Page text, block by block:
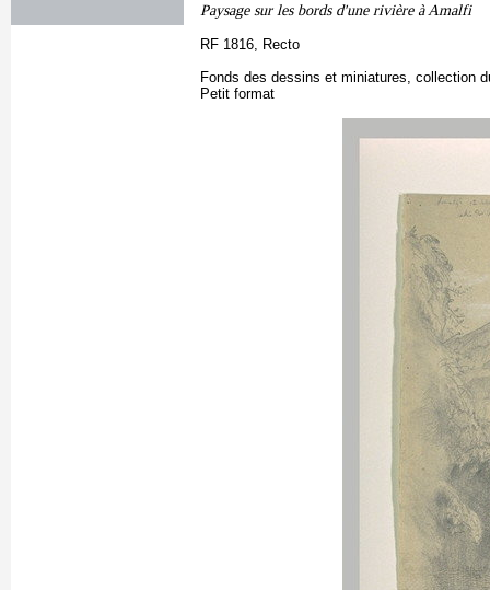
Paysage sur les bords d'une rivière à Amalfi
RF 1816, Recto
Fonds des dessins et miniatures, collection
Petit format